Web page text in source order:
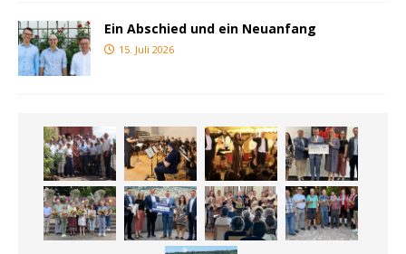
Ein Abschied und ein Neuanfang
15. Juli 2026